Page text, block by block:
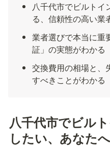
八千代市でビルトイ
る、信頼性の高い業
業者選びで本当に重
証」の実態がわかる
交換費用の相場と、
すべきことがわかる
八千代市でビル
したい、あなたへ